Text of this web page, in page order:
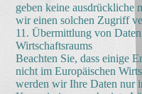
geben keine ausdrückliche
wir einen solchen Zugriff
11. Übermittlung von
Wirtschaftsraums
Beachten Sie, dass einige
nicht im Europäischen
werden wir Ihre Daten nur